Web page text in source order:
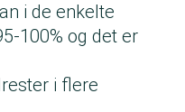
i de enkelte
100% og det er
i flere